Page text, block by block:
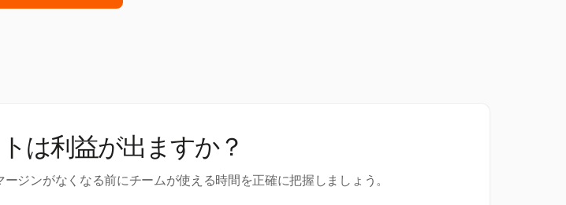
は利益が出ますか？
ジンがなくなる前にチームが使える時間を正確に把握しましょう。